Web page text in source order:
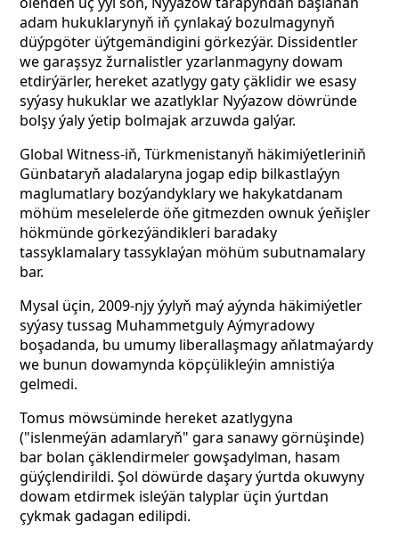
adam hukuklarynyň iň çynlakaý bozulmagynyň
düýpgöter üýtgemändigini görkezýär. Dissidentler
we garaşsyz žurnalistler yzarlanmagyny dowam
etdirýärler, hereket azatlygy gaty çäklidir we esasy
syýasy hukuklar we azatlyklar Nyýazow döwründe
bolşy ýaly ýetip bolmajak arzuwda galýar.
Global Witness-iň, Türkmenistanyň häkimiýetleriniň
Günbataryň aladalaryna jogap edip bilkastlaýyn
maglumatlary bozýandyklary we hakykatdanam
möhüm meselelerde öňe gitmezden ownuk ýeňişler
hökmünde görkezýändikleri baradaky
tassyklamalary tassyklaýan möhüm subutnamalary
bar.
Mysal üçin, 2009-njy ýylyň maý aýynda häkimiýetler
syýasy tussag Muhammetguly Aýmyradowy
boşadanda, bu umumy liberallaşmagy aňlatmaýardy
we bunun dowamynda köpçülikleýin amnistiýa
gelmedi.
Tomus möwsüminde hereket azatlygyna
("islenmeýän adamlaryň" gara sanawy görnüşinde)
bar bolan çäklendirmeler gowşadylman, hasam
güýçlendirildi. Şol döwürde daşary ýurtda okuwyny
dowam etdirmek isleýän talyplar üçin ýurtdan
çykmak gadagan edilipdi.